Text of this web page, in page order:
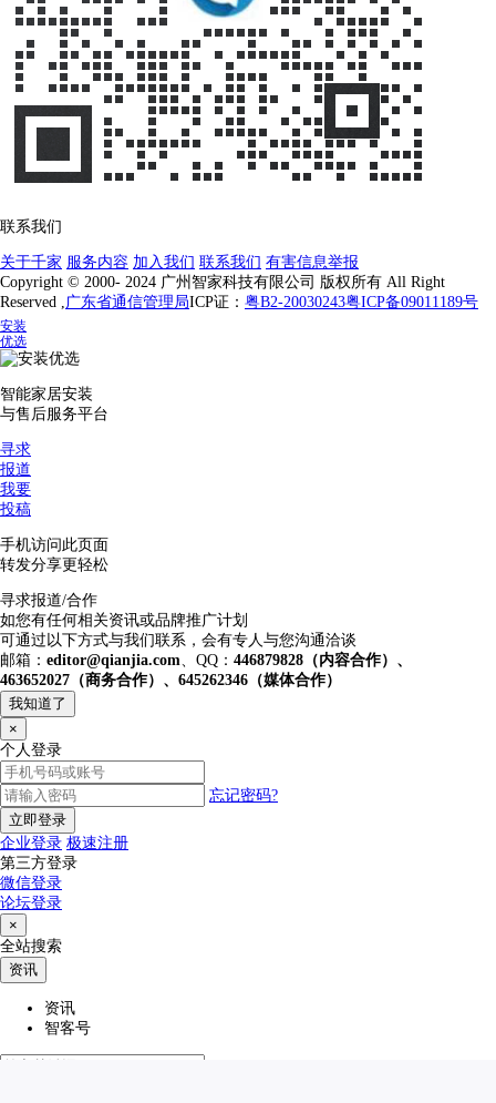
联系我们
关于千家 服务内容 加入我们 联系我们 有害信息举报
Copyright © 2000- 2024 广州智家科技有限公司 版权所有 All Right
Reserved ,
广东省通信管理局ICP证： 粤B2-20030243粤ICP备09011189号
安装
优选
智能家居安装
与售后服务平台
寻求
报道
我要
投稿
手机访问此页面
转发分享更轻松
寻求报道/合作
如您有任何相关资讯或品牌推广计划
可通过以下方式与我们联系，会有专人与您沟通洽谈
邮箱： editor@qianjia.com 、QQ： 446879828（内容合作）、
463652027（商务合作）、645262346（媒体合作）
我知道了
×
个人登录
忘记密码?
立即登录
企业登录 极速注册
第三方登录
微信登录
论坛登录
×
全站搜索
资讯
资讯
智客号